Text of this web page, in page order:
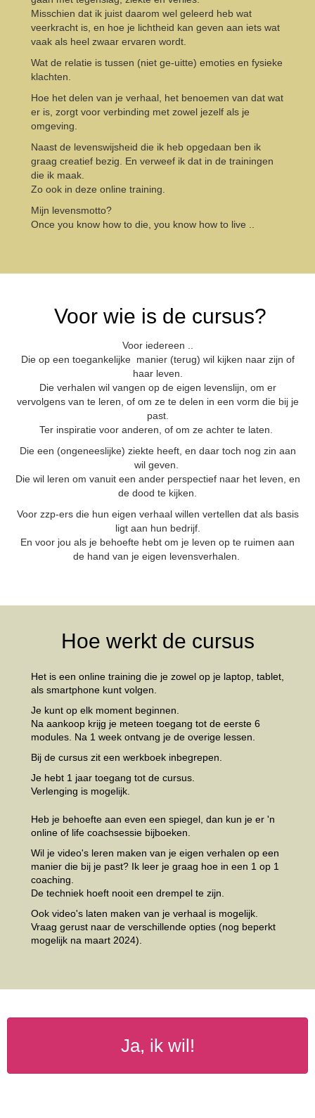
Misschien dat ik juist daarom wel geleerd heb wat
veerkracht is, en hoe je lichtheid kan geven aan iets wat
vaak als heel zwaar ervaren wordt.
Wat de relatie is tussen (niet ge-uitte) emoties en fysieke
klachten.
Hoe het delen van je verhaal, het benoemen van dat wat
er is, zorgt voor verbinding met zowel jezelf als je
omgeving.
Naast de levenswijsheid die ik heb opgedaan ben ik
graag creatief bezig. En verweef ik dat in de trainingen
die ik maak.
Zo ook in deze online training.
Mijn levensmotto?
Once you know how to die, you know how to live ..
Voor wie is de cursus?
Voor iedereen ..
Die op een toegankelijke manier (terug) wil kijken naar zijn of
haar leven.
Die verhalen wil vangen op de eigen levenslijn, om er
vervolgens van te leren, of om ze te delen in een vorm die bij je
past.
Ter inspiratie voor anderen, of om ze achter te laten.
Die een (ongeneeslijke) ziekte heeft, en daar toch nog zin aan
wil geven.
Die wil leren om vanuit een ander perspectief naar het leven, en
de dood te kijken.
Voor zzp-ers die hun eigen verhaal willen vertellen dat als basis
ligt aan hun bedrijf.
En voor jou als je behoefte hebt om je leven op te ruimen aan
de hand van je eigen levensverhalen.
Hoe werkt de cursus
Het is een online training die je zowel op je laptop, tablet,
als smartphone kunt volgen.
Je kunt op elk moment beginnen.
Na aankoop krijg je meteen toegang tot de eerste 6
modules. Na 1 week ontvang je de overige lessen.
Bij de cursus zit een werkboek inbegrepen.
Je hebt 1 jaar toegang tot de cursus.
Verlenging is mogelijk.
Heb je behoefte aan even een spiegel, dan kun je er 'n
online of life coachsessie bijboeken.
Wil je video's leren maken van je eigen verhalen op een
manier die bij je past? Ik leer je graag hoe in een 1 op 1
coaching.
De techniek hoeft nooit een drempel te zijn.
Ook video's laten maken van je verhaal is mogelijk.
Vraag gerust naar de verschillende opties (nog beperkt
mogelijk na maart 2024).
Ja, ik wil!